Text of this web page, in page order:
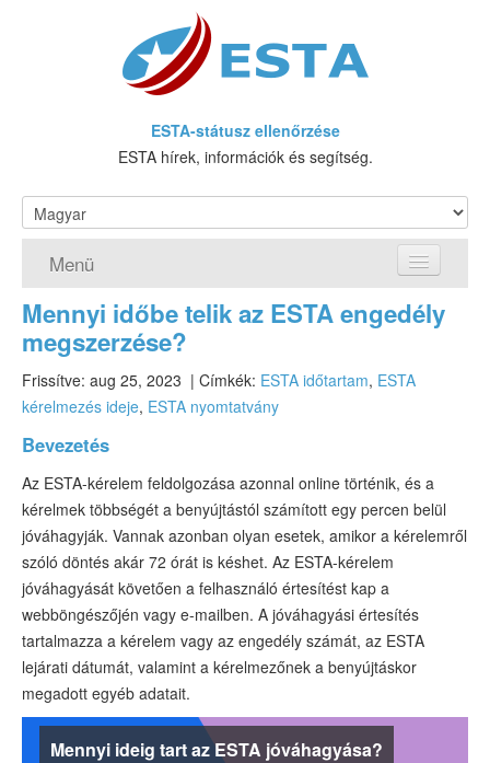
ESTA-státusz ellenőrzése
ESTA hírek, információk és segítség.
Menü
Honlap
Igényeljen ESTA
Mi az az ESTA?
Követelmények
ESTA-státusz
Info
Támogatás
Mennyi időbe telik az ESTA engedély
megszerzése?
Frissítve: aug 25, 2023 | Címkék: ESTA időtartam, ESTA
kérelmezés ideje, ESTA nyomtatvány
Bevezetés
Az ESTA-kérelem feldolgozása azonnal online történik, és a
kérelmek többségét a benyújtástól számított egy percen belül
jóváhagyják. Vannak azonban olyan esetek, amikor a kérelemről
szóló döntés akár 72 órát is késhet. Az ESTA-kérelem
jóváhagyását követően a felhasználó értesítést kap a
webböngészőjén vagy e-mailben. A jóváhagyási értesítés
tartalmazza a kérelem vagy az engedély számát, az ESTA
lejárati dátumát, valamint a kérelmezőnek a benyújtáskor
megadott egyéb adatait.
Mennyi ideig tart az ESTA jóváhagyása?